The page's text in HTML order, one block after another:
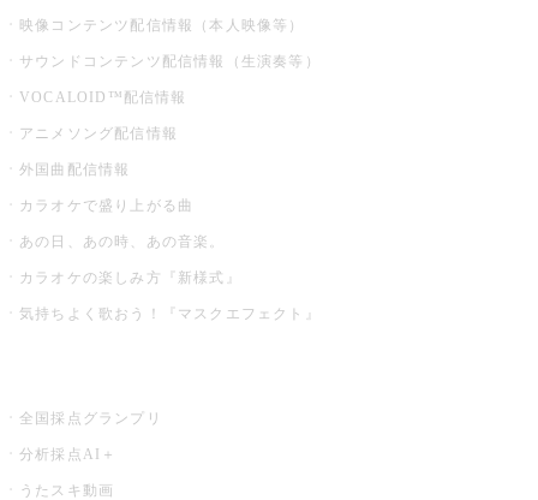
映像コンテンツ配信情報（本人映像等）
サウンドコンテンツ配信情報（生演奏等）
VOCALOID™配信情報
アニメソング配信情報
外国曲配信情報
カラオケで盛り上がる曲
あの日、あの時、あの音楽。
カラオケの楽しみ方『新様式』
気持ちよく歌おう！『マスクエフェクト』
全国採点グランプリ
分析採点AI＋
うたスキ動画